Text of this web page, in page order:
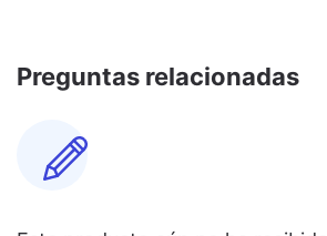
Preguntas relacionadas